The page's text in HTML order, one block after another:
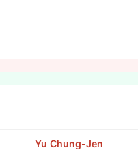
Yu Chung-Jen